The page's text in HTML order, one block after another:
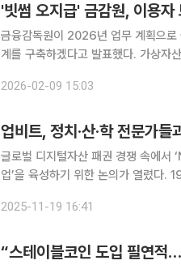
'빗썸 오지급' 금감원, 이용
금융감독원이 2026년 업무 계획으
계를 구축하겠다고 발표했다. 가상자
지털자산 규율 체계 마련 및 디지털자
2026-02-09 15:03
업비트, 정치·산·학 전문가
글로벌 디지털자산 패권 경쟁 속에서
업’을 육성하기 위한 논의가 열렸다. 19일 가상자산 거래소 업비트를 운영하는 두나무는 서울 여의
난 2023년 부터 3회째 개최된 디콘
2025-11-19 16:41